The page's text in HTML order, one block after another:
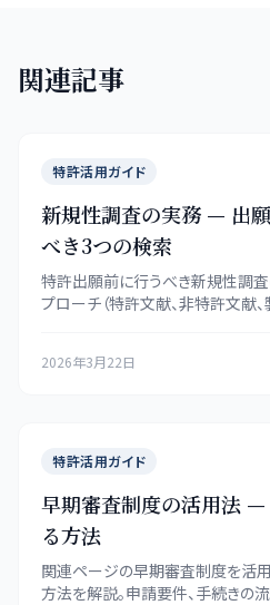
関連記事
特許活用ガイド
新規性調査の実務 — 出
べき3つの検索
特許出願前に行うべき新規性調
プローチ（特許文献、非特許文献
2026年3月22日
特許活用ガイド
早期審査制度の活用法
る方法
関連ページの早期審査制度を活
方法を解説。申請要件、手続きの